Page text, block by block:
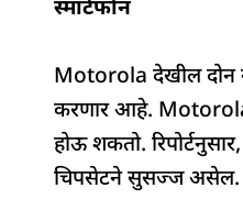
स्मार्टफोन
Motorola देखील दोन
करणार आहे. Motorola
होऊ शकतो.
चिपसेटने सुसज्ज असेल.